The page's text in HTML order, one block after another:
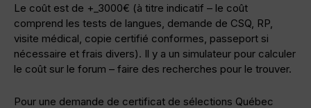
Le coût est de +_3000€ (à titre indicatif – le coût
comprend les tests de langues, demande de CSQ, RP,
visite médical, copie certifié conformes, passeport si
nécessaire et frais divers). Il y a un simulateur pour calculer
le coût sur le forum – faire des recherches pour le trouver.
Pour une demande de certificat de sélections Québec